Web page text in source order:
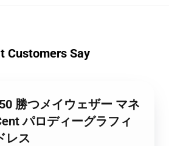
Customers Say
勝つメイウェザー マネ
パロディーグラフィ
レス